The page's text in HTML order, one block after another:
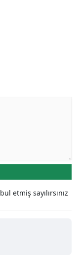
etmiş sayılırsınız